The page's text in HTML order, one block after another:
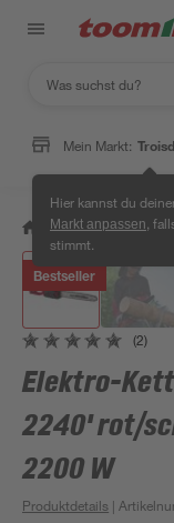
Mein Markt:
Hier kannst du
Markt anpassen ,
stimmt.
/ Garten & Freizeit
Bestseller
(2)
Elektro-
2240' rot/
2200 W
Produktdetails |